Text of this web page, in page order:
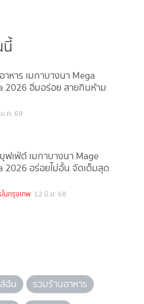
าหาร เมกาบางนา Mega
2026 อิ่มอร่อย สายกินห้าม
.ค. 69
ฟเฟ่ต์ เมกาบางนา Mage
2026 อร่อยไม่อั้น จัดเต็มสุด
นกรุงเทพ 12 มิ.ย. 68
ฉัน
รวมร้านอาหาร